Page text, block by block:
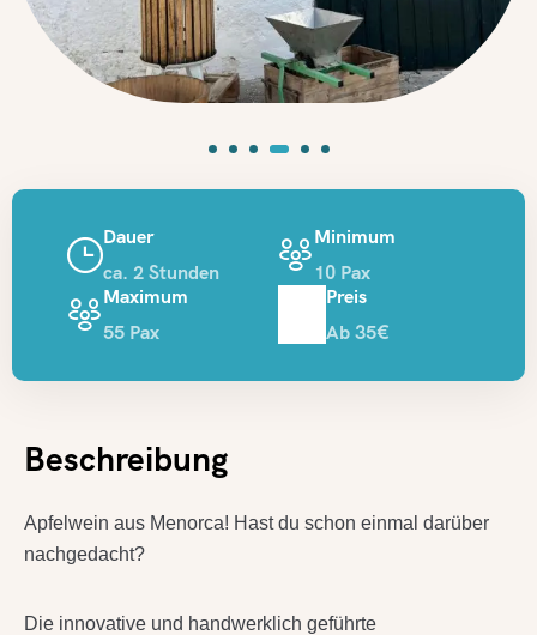
Dauer
ca. 2 Stunden
Minimum
10 Pax
Maximum
55 Pax
Preis
Ab 35€
Beschreibung
Apfelwein aus Menorca! Hast du schon einmal darüber
nachgedacht?
Die innovative und handwerklich geführte